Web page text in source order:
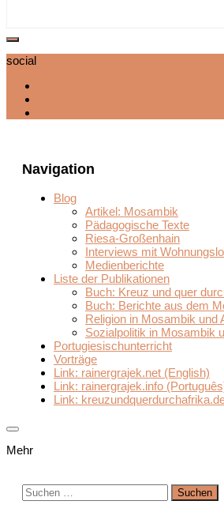
social
Navigation
Blog
Artikel: Mosambik
Pädagogische Texte
Riesa-Großenhain
Interviews mit
Medienberichte
Liste der Publikationen
Buch: Kreuz und quer
Buch: Berichte aus dem
Religion in Mosambik und
Sozialpolitik in Mosambik
Portugiesischunterricht
Vorträge
Link: rainergrajek.net (English)
Link: rainergrajek.info
Link:
Mehr
Suchen
nach: